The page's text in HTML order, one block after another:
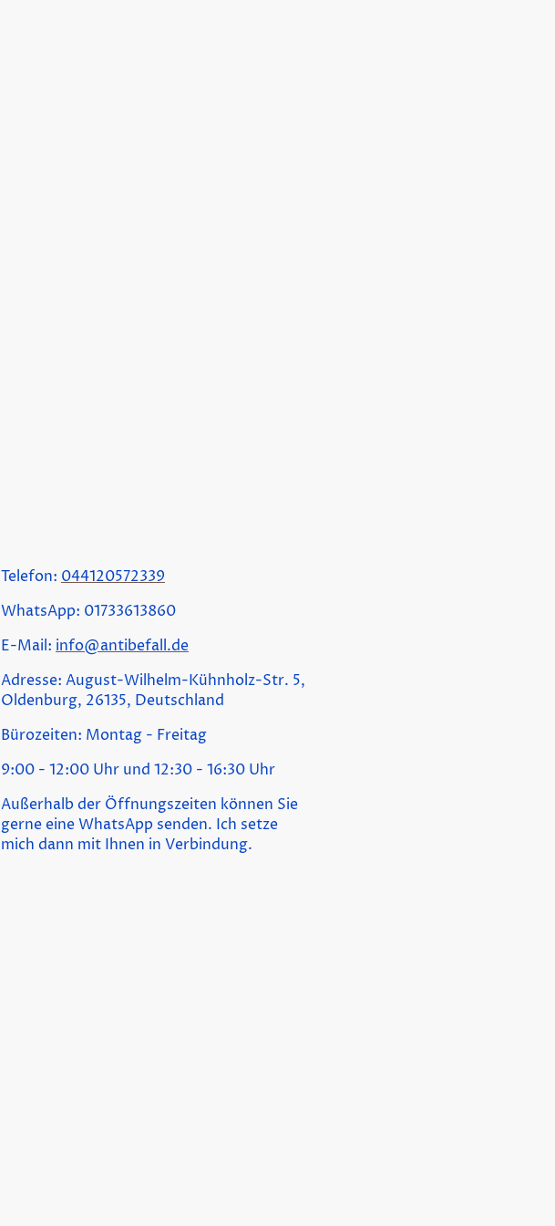
Telefon: 044120572339
WhatsApp: 01733613860
E-Mail: info@antibefall.de
Adresse: August-Wilhelm-Kühnholz-Str. 5,
Oldenburg, 26135, Deutschland
Bürozeiten: Montag - Freitag
9:00 - 12:00 Uhr und 12:30 - 16:30 Uhr
Außerhalb der Öffnungszeiten können Sie
gerne eine WhatsApp senden. Ich setze
mich dann mit Ihnen in Verbindung.